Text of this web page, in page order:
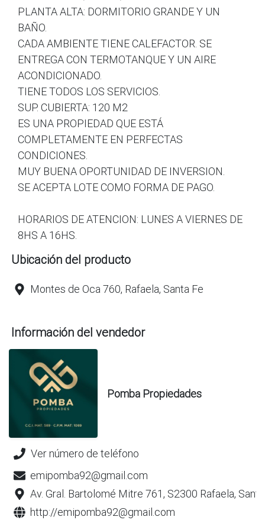
PLANTA ALTA: DORMITORIO GRANDE Y UN
BAÑO.
CADA AMBIENTE TIENE CALEFACTOR. SE
ENTREGA CON TERMOTANQUE Y UN AIRE
ACONDICIONADO.
TIENE TODOS LOS SERVICIOS.
SUP. CUBIERTA: 120 M2
ES UNA PROPIEDAD QUE ESTÁ
COMPLETAMENTE EN PERFECTAS
CONDICIONES.
MUY BUENA OPORTUNIDAD DE INVERSION.
SE ACEPTA LOTE COMO FORMA DE PAGO.
HORARIOS DE ATENCION: LUNES A VIERNES DE
8HS A 16HS.
Ubicación del producto
Montes de Oca 760, Rafaela, Santa Fe
Información del vendedor
Pomba Propiedades
Ver número de teléfono
emipomba92@gmail.com
Av. Gral. Bartolomé Mitre 761, S2300 Rafaela,
http://emipomba92@gmail.com